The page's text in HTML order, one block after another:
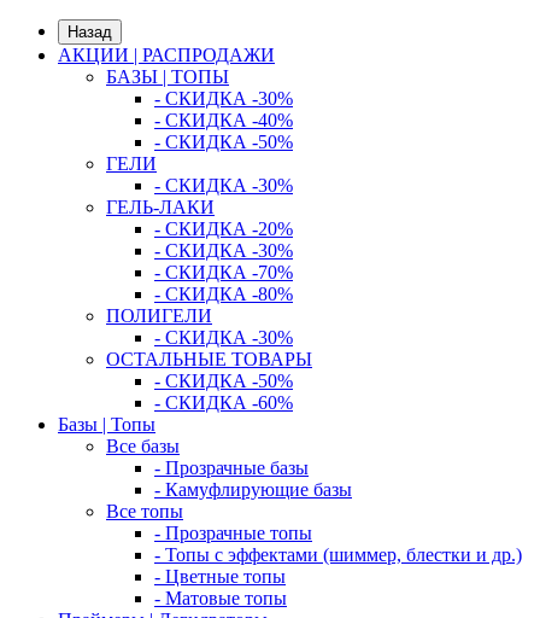
Назад
АКЦИИ | РАСПРОДАЖИ
БАЗЫ | ТОПЫ
- СКИДКА -30%
- СКИДКА -40%
- СКИДКА -50%
ГЕЛИ
- СКИДКА -30%
ГЕЛЬ-ЛАКИ
- СКИДКА -20%
- СКИДКА -30%
- СКИДКА -70%
- СКИДКА -80%
ПОЛИГЕЛИ
- СКИДКА -30%
ОСТАЛЬНЫЕ ТОВАРЫ
- СКИДКА -50%
- СКИДКА -60%
Базы | Топы
Все базы
- Прозрачные базы
- Камуфлирующие базы
Все топы
- Прозрачные топы
- Топы с эффектами (шиммер, блестки и др.)
- Цветные топы
- Матовые топы